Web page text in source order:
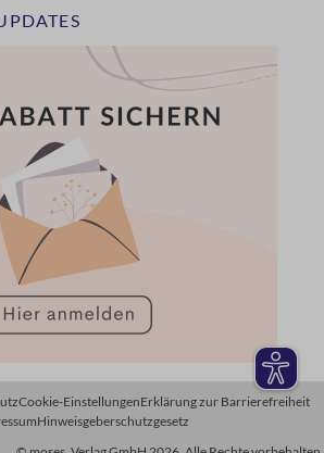
Cookie-EinstellungenErklärung zur Barrierefreiheit
Hinweisgeberschutzgesetz